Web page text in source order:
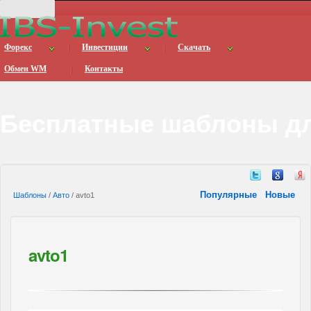
Форекс Инвестиции Скачать
Обмен WM Контакты
Шаблоны / Авто / avto1 Популярные Новые
avto1